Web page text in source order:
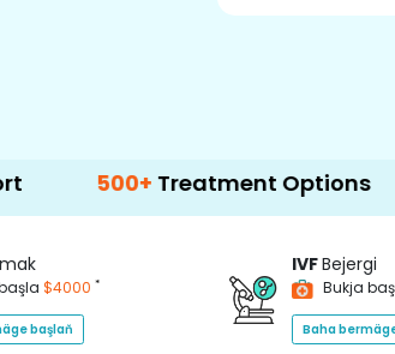
Treatment Options
$4000 *
başlaň
IVFBejergi
Bukja
Baha